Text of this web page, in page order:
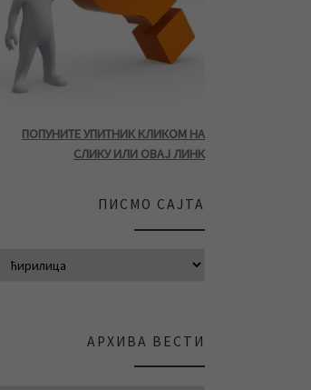
ПОПУНИТЕ УПИТНИК КЛИКОМ НА
СЛИКУ ИЛИ ОВАЈ ЛИНК
ПИСМО САЈТА
АРХИВА ВЕСТИ